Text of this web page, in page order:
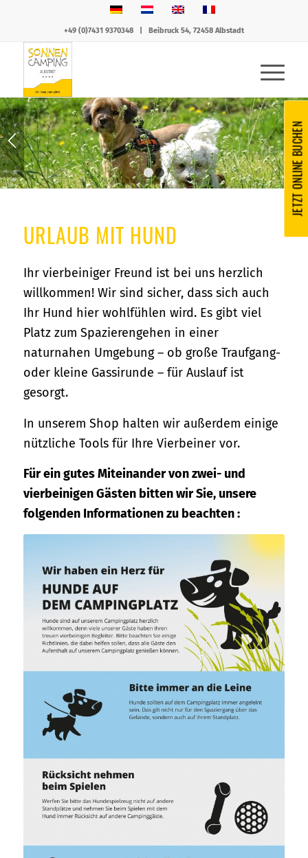
+49 (0)7431 9370348| Beibruck 54, 72458 Albstadt
1 2
URLAUB MIT HUND
Ihr vierbeiniger Freund ist bei uns herzlich
willkommen! Wir sind sicher, dass sich auch
Ihr Hund hier wohlfühlen wird. Es gibt viel
Platz zum Spazierengehen in einer
naturnahen Umgebung – ob große Traufgang-
oder kleine Gassirunde – für Auslauf ist
gesorgt.
In unserem Shop halten wir außerdem einige
nützliche Tools für Ihre Vierbeiner vor.
Für ein gutes Miteinander von zwei- und
vierbeinigen Gästen bitten wir Sie, unsere
folgenden Informationen zu beachten :
JETZT ONLINE BUCHEN